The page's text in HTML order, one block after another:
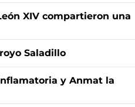
XIV compartieron una
Saladillo
y Anmat la